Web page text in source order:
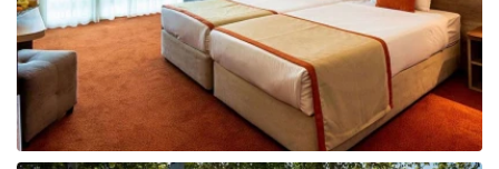
Bulgārija
Melnkalne
Šrilanka
Tunisija